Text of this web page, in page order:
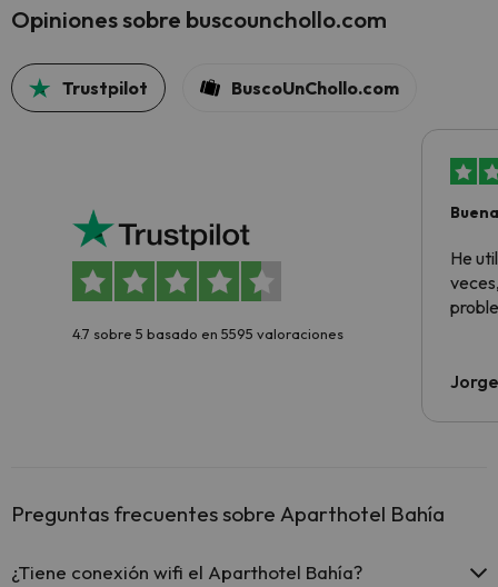
Opiniones sobre buscounchollo.com
Trustpilot BuscoUnChollo.com
4.7 sobre 5 basado en 5595 valoraciones
He
Preguntas frecuentes sobre Aparthotel Bahía
¿Tiene conexión wifi el Aparthotel Bahía?